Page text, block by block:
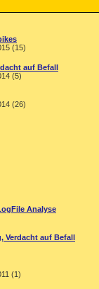
(15)
auf Befall
(5)
(26)
Analyse
Verdacht auf Befall
(1)